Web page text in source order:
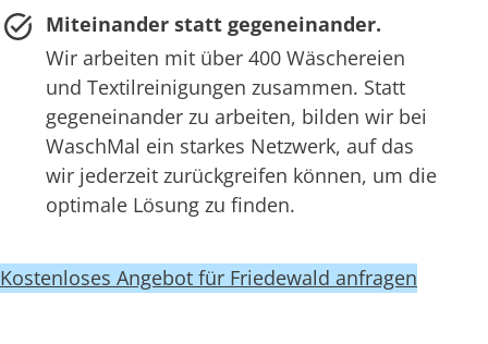
Miteinander statt gegeneinander.
Wir arbeiten mit über 400 Wäschereien
und Textilreinigungen zusammen. Statt
gegeneinander zu arbeiten, bilden wir bei
WaschMal ein starkes Netzwerk, auf das
wir jederzeit zurückgreifen können, um die
optimale Lösung zu finden.
Kostenloses Angebot für Friedewald anfragen